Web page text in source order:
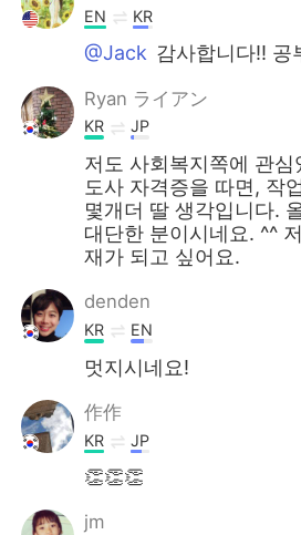
EN KR
@Jack 감사합니다!! 공
Ryan ライアン
KR JP
저도 사회복지쪽에 관심
도사 자격증을 따면, 작
몇개더 딸 생각입니다.
대단한 분이시네요. ^^
재가 되고 싶어요.
denden
KR EN
멋지시네요!
作作
KR JP
👏👏👏
jm